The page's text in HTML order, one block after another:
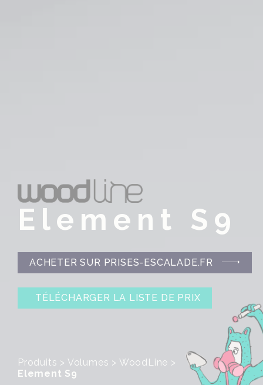
Element S9
ACHETER SUR PRISES-ESCALADE.FR
TÉLÉCHARGER LA LISTE DE PRIX
Produits > Volumes > WoodLine >
Element S9